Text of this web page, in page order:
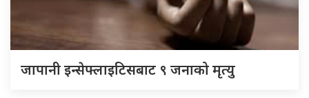
जापानी इन्सेफ्लाइटिसबाट ९ जनाको मृत्यु